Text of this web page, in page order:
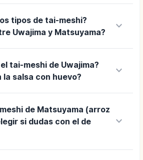
tipos de tai-meshi?
Uwajima y Matsuyama?
keyboard_arrow_down
tai-meshi de Uwajima?
la salsa con huevo?
keyboard_arrow_down
de Matsuyama (arroz
si dudas con el de
keyboard_arrow_down